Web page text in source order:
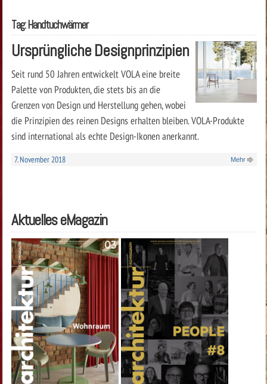
Tag: Handtuchwärmer
Ursprüngliche Designprinzipien
Seit rund 50 Jahren entwickelt VOLA eine breite
Palette von Produkten, die stets bis an die
Grenzen von Design und Herstellung gehen, wobei
die Prinzipien des reinen Designs erhalten bleiben. VOLA-Produkte
sind international als echte Design-Ikonen anerkannt.
7. November 2018 Mehr
Aktuelles eMagazin